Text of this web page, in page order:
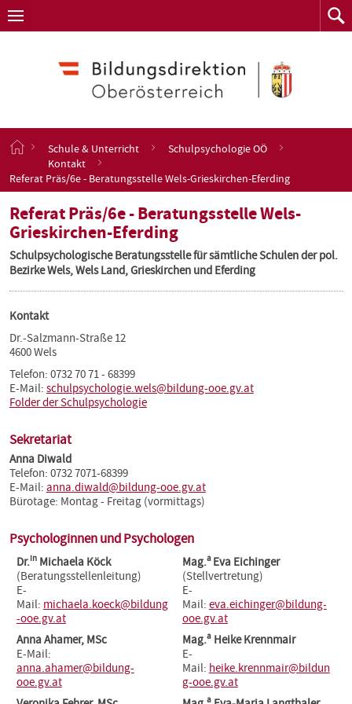
Zum
Inhalt
Navigation
Navigation
aufklappen
Zum
S
a
r
s
e
i
t
Schule & Unterricht
Schulpsychologie OÖ
Kontakt
Referat Präs/6e - Beratungsstelle Wels-Grieskirchen-Eferding
Referat Präs/6e - Beratungsstelle Wels-
Grieskirchen-Eferding
Schulpsychologische Beratungsstelle für sämtliche Schulen der pol.
Bezirke Wels, Wels Land, Grieskirchen und Eferding
Kontakt
Dr.-Salzmann-Straße 12
4600 Wels
Telefon: 0732 70 71 - 68399
E-Mail: schulpsychologie.wels@bildung-ooe.gv.at
Folder der Schulpsychologie
Sekretariat
Anna Diwald
Telefon: 0732 7071-68399
E-Mail: anna.diwald@bildung-ooe.gv.at
Bürotage: Montag - Freitag (vormittags)
Psychologinnen und Psychologen
Dr.inMichaela Köck
(Beratungsstellenleitung)
E-
Mail: michaela.koeck@bildung
-ooe.gv.at
Mag.a Eva Eichinger
(Stellvertretung)
E-
Mail: eva.eichinger@bildung-
ooe.gv.at
Anna Ahamer, MSc
E-Mail:
anna.ahamer@bildung-
ooe.gv.at
Mag.aHeike Krennmair
E-
Mail: heike.krennmair@bildun
g-ooe.gv.at
a